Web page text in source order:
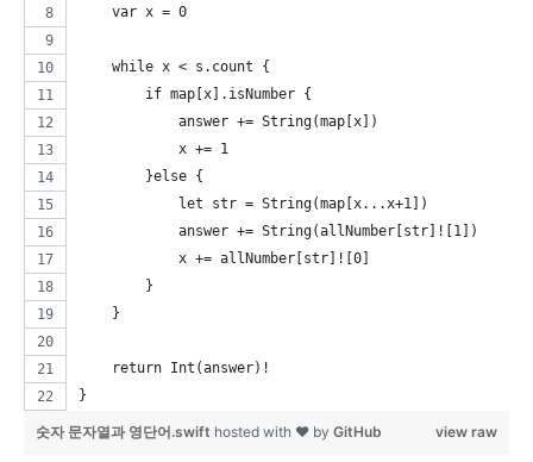
    var x = 0
    while x < s.count {
        if map[x].isNumber {
            answer += String(map[x])
            x += 1
        }else {
            let str = String(map[x...x+1])
            answer += String(allNumber[str]![1])
            x += allNumber[str]![0]
        }
    }
    return Int(answer)!
}
view raw
숫자 문자열과 영단어.swift hosted with ❤ by GitHub